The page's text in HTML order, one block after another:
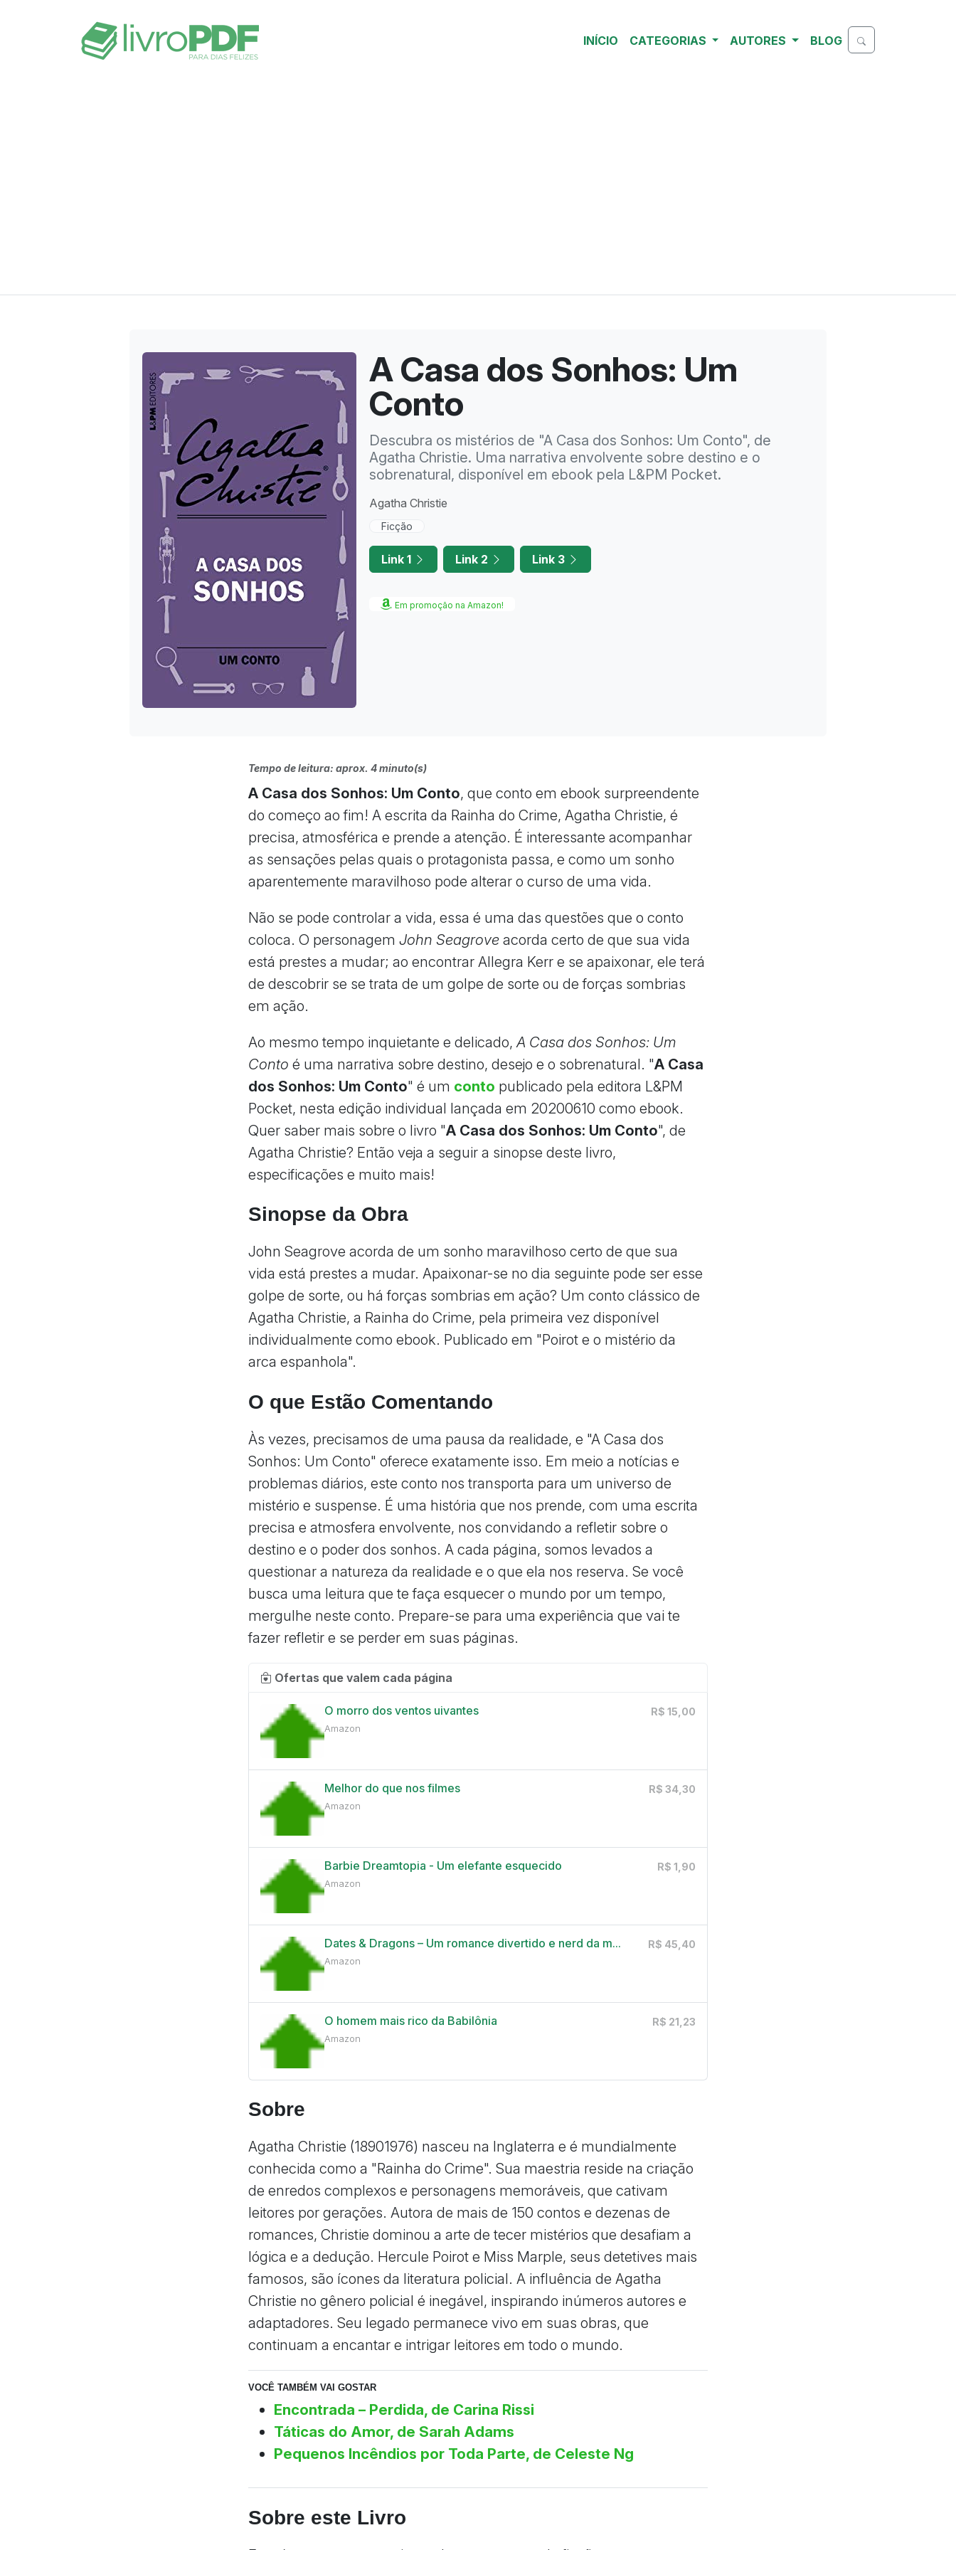
INÍCIO CATEGORIAS AUTORES BLOG
A Casa dos Sonhos: Um
Conto
Descubra os mistérios de "A Casa dos Sonhos: Um Conto", de
Agatha Christie. Uma narrativa envolvente sobre destino e o
sobrenatural, disponível em ebook pela L&PM Pocket.
Agatha Christie
Ficção
Link 1 Link 2 Link 3
Em promoção na Amazon!
Tempo de leitura: aprox. 4 minuto(s)
A Casa dos Sonhos: Um Conto, que conto em ebook surpreendente
do começo ao fim! A escrita da Rainha do Crime, Agatha Christie, é
precisa, atmosférica e prende a atenção. É interessante acompanhar
as sensações pelas quais o protagonista passa, e como um sonho
aparentemente maravilhoso pode alterar o curso de uma vida.
Não se pode controlar a vida, essa é uma das questões que o conto
coloca. O personagemJohn Seagrove acorda certo de que sua vida
está prestes a mudar; ao encontrar Allegra Kerr e se apaixonar, ele terá
de descobrir se se trata de um golpe de sorte ou de forças sombrias
em ação.
Ao mesmo tempo inquietante e delicado,A Casa dos Sonhos: Um
Conto é uma narrativa sobre destino, desejo e o sobrenatural. "A Casa
dos Sonhos: Um Conto" é um conto publicado pela editora L&PM
Pocket, nesta edição individual lançada em 20200610 como ebook.
Quer saber mais sobre o livro "A Casa dos Sonhos: Um Conto", de
Agatha Christie? Então veja a seguir a sinopse deste livro,
especificações e muito mais!
Sinopse da Obra
John Seagrove acorda de um sonho maravilhoso certo de que sua
vida está prestes a mudar. Apaixonar-se no dia seguinte pode ser esse
golpe de sorte, ou há forças sombrias em ação? Um conto clássico de
Agatha Christie, a Rainha do Crime, pela primeira vez disponível
individualmente como ebook. Publicado em "Poirot e o mistério da
arca espanhola".
O que Estão Comentando
Às vezes, precisamos de uma pausa da realidade, e "A Casa dos
Sonhos: Um Conto" oferece exatamente isso. Em meio a notícias e
problemas diários, este conto nos transporta para um universo de
mistério e suspense. É uma história que nos prende, com uma escrita
precisa e atmosfera envolvente, nos convidando a refletir sobre o
destino e o poder dos sonhos. A cada página, somos levados a
questionar a natureza da realidade e o que ela nos reserva. Se você
busca uma leitura que te faça esquecer o mundo por um tempo,
mergulhe neste conto. Prepare-se para uma experiência que vai te
fazer refletir e se perder em suas páginas.
Ofertas que valem cada página
O morro dos ventos uivantes
Amazon
R$ 15,00
Melhor do que nos filmes
Amazon
R$ 34,30
Barbie Dreamtopia - Um elefante esquecido
Amazon
R$ 1,90
Dates & Dragons – Um romance divertido e nerd da m...
Amazon
R$ 45,40
O homem mais rico da Babilônia
Amazon
R$ 21,23
Sobre
Agatha Christie (18901976) nasceu na Inglaterra e é mundialmente
conhecida como a "Rainha do Crime". Sua maestria reside na criação
de enredos complexos e personagens memoráveis, que cativam
leitores por gerações. Autora de mais de 150 contos e dezenas de
romances, Christie dominou a arte de tecer mistérios que desafiam a
lógica e a dedução. Hercule Poirot e Miss Marple, seus detetives mais
famosos, são ícones da literatura policial. A influência de Agatha
Christie no gênero policial é inegável, inspirando inúmeros autores e
adaptadores. Seu legado permanece vivo em suas obras, que
continuam a encantar e intrigar leitores em todo o mundo.
VOCÊ TAMBÉM VAI GOSTAR
Encontrada – Perdida, de Carina Rissi
Táticas do Amor, de Sarah Adams
Pequenos Incêndios por Toda Parte, de Celeste Ng
Sobre este Livro